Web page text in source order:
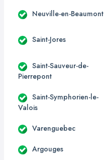
Neuville-en-Beaumont
Saint-Jores
Saint-Sauveur-de-
Pierrepont
Saint-Symphorien-le-
Valois
Varenguebec
Argouges